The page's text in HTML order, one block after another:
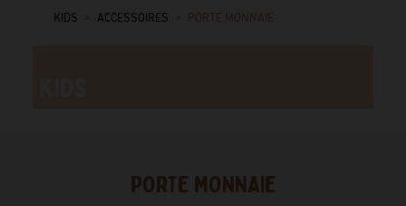
KIDS ACCESSOIRES PORTE MONNAIE
PORTE MONNAIE